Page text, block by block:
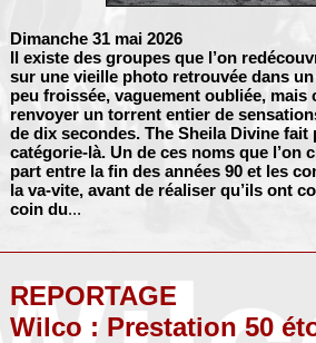
Dimanche 31 mai 2026
Il existe des groupes que l’on
sur une vieille photo retrouvée dans
peu froissée, vaguement oubliée, mais
renvoyer un torrent entier de
de dix secondes. The Sheila Divinefait
catégorie-là. Un de ces noms que l’on
part entre la fin des années 90 et les
la va-vite, avant de réaliser qu’ils ont
coin du...
REPORTAGE
Wilco : Prestation 50